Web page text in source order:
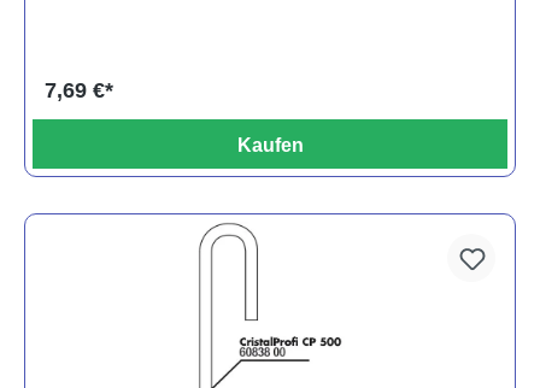
7,69 €*
Kaufen